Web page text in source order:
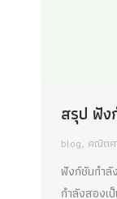
สรุป ฟัง
blog, คณิตศ
ฟังก์ชันก
กำลังสอง